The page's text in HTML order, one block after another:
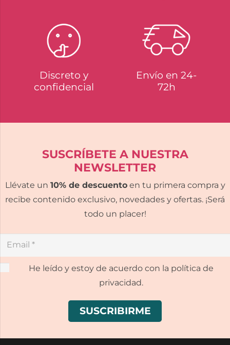
Discreto y
confidencial
Envío en 24-
72h
SUSCRÍBETE A NUESTRA
NEWSLETTER
Llévate un 10% de descuentoen tu primera compra y
recibe contenido exclusivo, novedades y ofertas. ¡Será
todo un placer!
He leído y estoy de acuerdo con la política de
privacidad.